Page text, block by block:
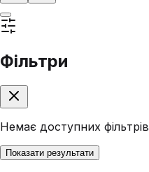
Фільтри
Немає доступних фільтрів
Показати результати